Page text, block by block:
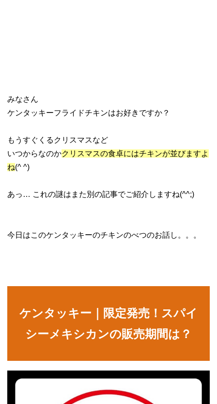
みなさん
ケンタッキーフライドチキンはお好きですか？
もうすぐくるクリスマスなど
いつからなのかクリスマスの食卓にはチキンが並びますよ
ね(^ ^)
あっ… これの謎はまた別の記事でご紹介しますね(^^;)
今日はこのケンタッキーのチキンのべつのお話し。。。
ケンタッキー｜限定発売！スパイ
シーメキシカンの販売期間は？